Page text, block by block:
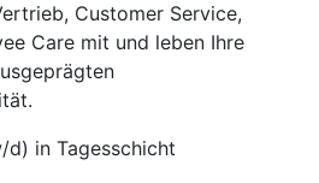
Customer Service,
Care mit und leben Ihre
in Tagesschicht